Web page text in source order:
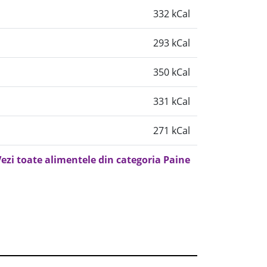
332 kCal
293 kCal
350 kCal
331 kCal
271 kCal
toate alimentele din categoria Paine